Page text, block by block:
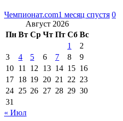
Чемпионат.com1 месяц спустя 0
Август 2026
Пн Вт Ср Чт Пт Сб Вс
1
2
3
4 5 6 7 8
9
10 11 12 13 14 15 16
17 18 19 20 21 22 23
24 25 26 27 28 29 30
31
« Июл